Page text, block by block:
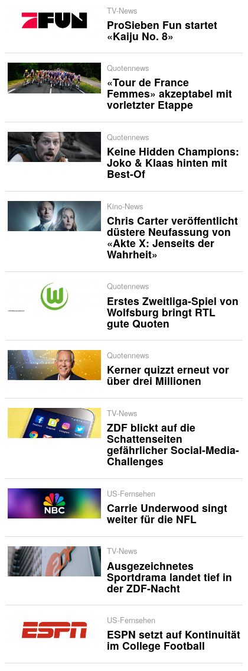
TV-News
ProSieben Fun startet
«Kaiju No. 8»
Quotennews
«Tour de France
Femmes» akzeptabel mit
vorletzter Etappe
Quotennews
Keine Hidden Champions:
Joko & Klaas hinten mit
Best-Of
Kino-News
Chris Carter veröffentlicht
düstere Neufassung von
«Akte X: Jenseits der
Wahrheit»
Quotennews
Erstes Zweitliga-Spiel von
Wolfsburg bringt RTL
gute Quoten
Quotennews
Kerner quizzt erneut vor
über drei Millionen
TV-News
ZDF blickt auf die
Schattenseiten
gefährlicher Social-Media-
Challenges
US-Fernsehen
Carrie Underwood singt
weiter für die NFL
TV-News
Ausgezeichnetes
Sportdrama landet tief in
der ZDF-Nacht
US-Fernsehen
ESPN setzt auf Kontinuität
im College Football